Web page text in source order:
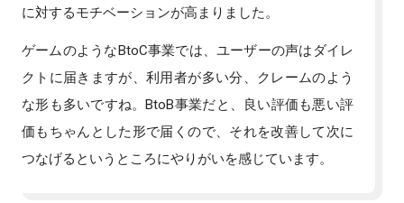
に対するモチベーションが高まりました。
ゲームのようなBtoC事業では、ユーザーの声はダイレ
クトに届きますが、利用者が多い分、クレームのよう
な形も多いですね。BtoB事業だと、良い評価も悪い評
価もちゃんとした形で届くので、それを改善して次に
つなげるというところにやりがいを感じています。